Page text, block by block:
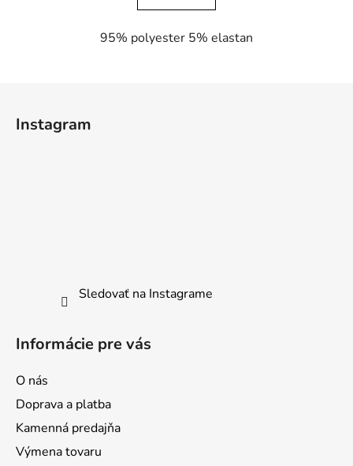
95% polyester 5% elastan
Instagram
Sledovať na Instagrame
Informácie pre vás
O nás
Doprava a platba
Kamenná predajňa
Výmena tovaru